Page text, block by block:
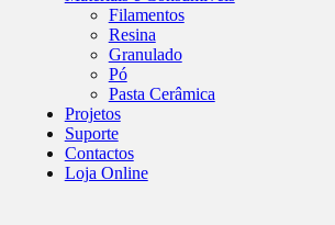
SLM
Scanners
Materiais e Consumíveis
Filamentos
Resina
Granulado
Pó